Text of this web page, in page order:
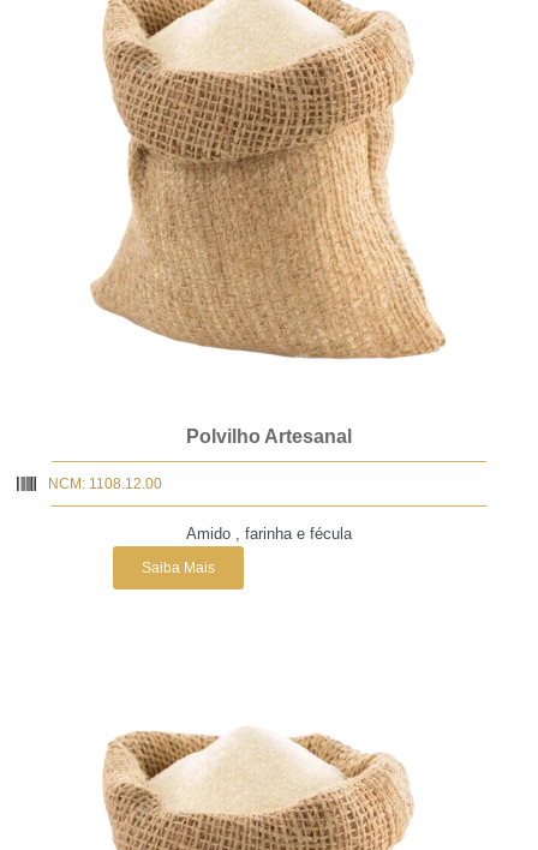
Polvilho Artesanal
NCM: 1108.12.00
Amido , farinha e fécula
Saiba Mais